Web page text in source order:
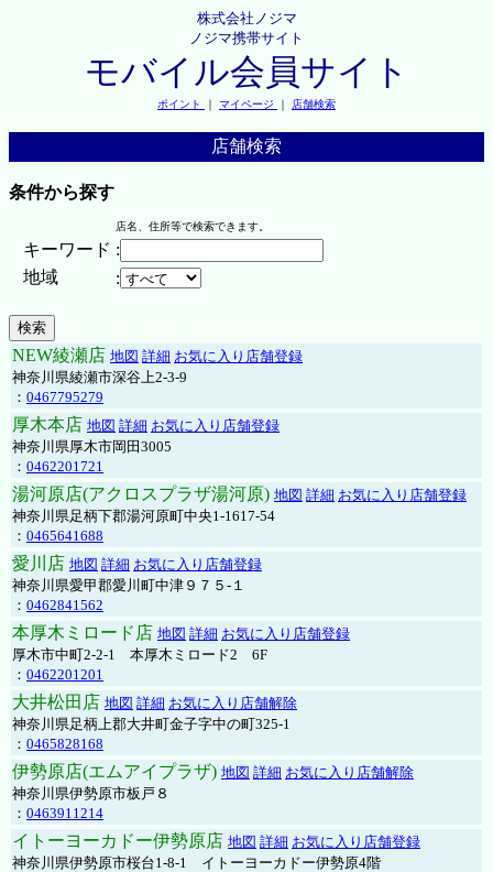
株式会社ノジマ
ノジマ携帯サイト
モバイル会員サイト
ポイント ｜ マイページ ｜ 店舗検索
店舗検索
条件から探す
店名、住所等で検索できます。
キーワード :
地域
:
NEW綾瀬店 地図 詳細 お気に入り店舗登録
神奈川県綾瀬市深谷上2-3-9
： 0467795279
厚木本店 地図 詳細 お気に入り店舗登録
神奈川県厚木市岡田3005
： 0462201721
湯河原店(アクロスプラザ湯河原) 地図 詳細 お気に入り店舗登録
神奈川県足柄下郡湯河原町中央1-1617-54
： 0465641688
愛川店 地図 詳細 お気に入り店舗登録
神奈川県愛甲郡愛川町中津９７５-１
： 0462841562
本厚木ミロード店 地図 詳細 お気に入り店舗登録
厚木市中町2-2-1 本厚木ミロード2 6F
： 0462201201
大井松田店 地図 詳細 お気に入り店舗解除
神奈川県足柄上郡大井町金子字中の町325-1
： 0465828168
伊勢原店(エムアイプラザ) 地図 詳細 お気に入り店舗解除
神奈川県伊勢原市板戸８
： 0463911214
イトーヨーカドー伊勢原店 地図 詳細 お気に入り店舗登録
神奈川県伊勢原市桜台1-8-1 イトーヨーカドー伊勢原4階